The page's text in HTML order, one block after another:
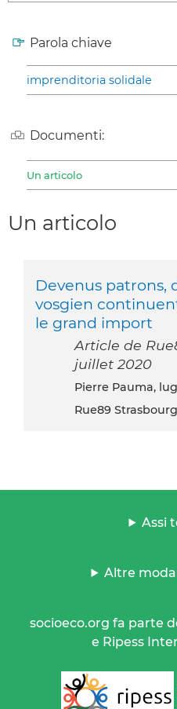
Parola chiave
imprenditoria solidale
Documenti:
Un articolo
Un articolo
Devenus patrons,
vosgien
le grand import
Article de
juillet 2020
Pierre Pauma,
Rue89 Strasbourg
Assi
Altre
socioeco.org fa parte
e Ripess